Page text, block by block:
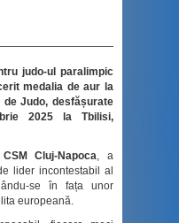
judo-ul paralimpic
medalia de aur la
de Judo, desfășurate
2025 la Tbilisi,
CSM Cluj-Napoca , a
lider incontestabil al
se în fața unor
europeană.